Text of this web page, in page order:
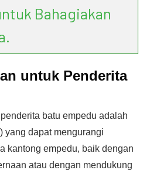
Bahagiakan
untuk Penderita
batu empedu adalah
yang dapat mengurangi
kantong empedu, baik dengan
atau dengan mendukung